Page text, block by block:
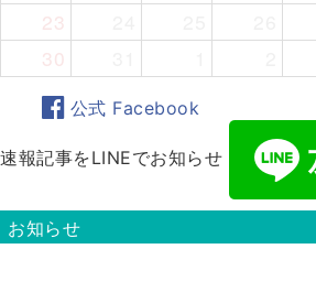
23
30
公式 Facebook
速報記事をLINEでお知らせ
お知らせ